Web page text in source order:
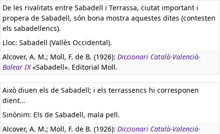
De les rivalitats entre Sabadell i Terrassa, ciutat important i
propera de Sabadell, són bona mostra aquestes dites (contesten
els sabadellencs).
Lloc: Sabadell (Vallès Occidental).
Alcover, A. M.; Moll, F. de B. (1926): Diccionari Català-Valencià-
Balear IX«Sabadell». Editorial Moll.
Això diuen els de Sabadell; i els terrassencs hi corresponen
dient…
Sinònim: Els de Sabadell, mala pell.
Alcover, A. M.; Moll, F. de B. (1926): Diccionari Català-Valencià-